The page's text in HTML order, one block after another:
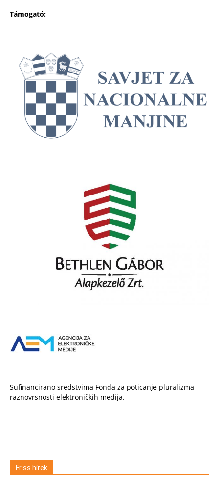
Támogató:
Sufinancirano sredstvima Fonda za poticanje pluralizma i
raznovrsnosti elektroničkih medija.
Friss hírek